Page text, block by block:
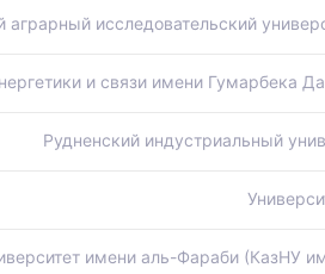
аграрный исследовательский
и связи имени Гумарбека
Рудненский индустриальный
имени аль-Фараби (КазНУ